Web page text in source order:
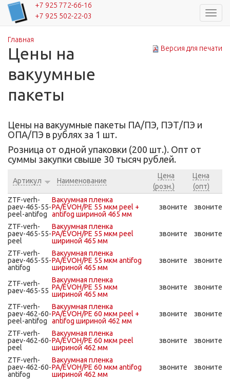
+7 925 772-66-16
+7 925 502-22-03
Вы здесь
Главная
Версия для печати
Цены на
вакуумные
пакеты
Цены на вакуумные пакеты ПА/ПЭ, ПЭТ/ПЭ и
ОПА/ПЭ в рублях за 1 шт.
Розница от одной упаковки (200 шт.). Опт от
суммы закупки свыше 30 тысяч рублей.
Артикул Наименование
Цена
(розн.)
Цена
(опт)
ZTF-verh-
paev-465-55-
peel-antifog
Вакуумная пленка
PA/EVOH/PE 55 мкм peel +
antifog шириной 465 мм
звоните звоните
ZTF-verh-
paev-465-55-
peel
Вакуумная пленка
PA/EVOH/PE 55 мкм peel
шириной 465 мм
звоните звоните
ZTF-verh-
paev-465-55-
antifog
Вакуумная пленка
PA/EVOH/PE 55 мкм antifog
шириной 465 мм
звоните звоните
ZTF-verh-
paev-465-55
Вакуумная пленка
PA/EVOH/PE 55 мкм
шириной 465 мм
звоните звоните
ZTF-verh-
paev-462-60-
peel-antifog
Вакуумная пленка
PA/EVOH/PE 60 мкм peel +
antifog шириной 462 мм
звоните звоните
ZTF-verh-
paev-462-60-
peel
Вакуумная пленка
PA/EVOH/PE 60 мкм peel
шириной 462 мм
звоните звоните
ZTF-verh-
paev-462-60-
antifog
Вакуумная пленка
PA/EVOH/PE 60 мкм antifog
шириной 462 мм
звоните звоните